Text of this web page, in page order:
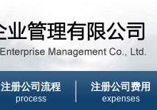
注册公司流程
process
注册公司费用
expenses